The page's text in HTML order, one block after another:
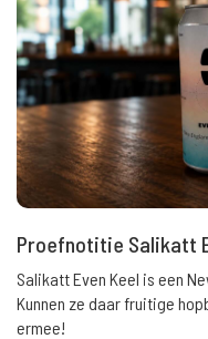
Proefnotitie Salikatt
Salikatt Even Keel is een
Kunnen ze daar fruitige
ermee!